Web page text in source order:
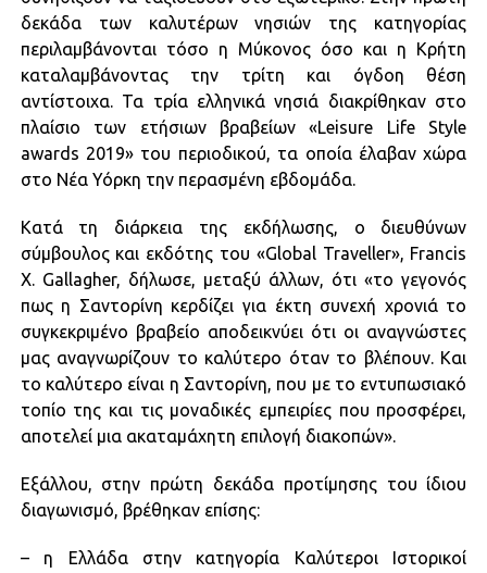
δεκάδα των καλυτέρων νησιών της κατηγορίας
περιλαμβάνονται τόσο η Μύκονος όσο και η Κρήτη
καταλαμβάνοντας την τρίτη και όγδοη θέση
αντίστοιχα. Τα τρία ελληνικά νησιά διακρίθηκαν στο
πλαίσιο των ετήσιων βραβείων «Leisure Life Style
awards 2019» του περιοδικού, τα οποία έλαβαν χώρα
στο Νέα Υόρκη την περασμένη εβδομάδα.
Κατά τη διάρκεια της εκδήλωσης, ο διευθύνων
σύμβουλος και εκδότης του «Global Traveller», Francis
X. Gallagher, δήλωσε, μεταξύ άλλων, ότι «το γεγονός
πως η Σαντορίνη κερδίζει για έκτη συνεχή χρονιά το
συγκεκριμένο βραβείο αποδεικνύει ότι οι αναγνώστες
μας αναγνωρίζουν το καλύτερο όταν το βλέπουν. Και
το καλύτερο είναι η Σαντορίνη, που με το εντυπωσιακό
τοπίο της και τις μοναδικές εμπειρίες που προσφέρει,
αποτελεί μια ακαταμάχητη επιλογή διακοπών».
Εξάλλου, στην πρώτη δεκάδα προτίμησης του ίδιου
διαγωνισμό, βρέθηκαν επίσης:
– η Ελλάδα στην κατηγορία Καλύτεροι Ιστορικοί